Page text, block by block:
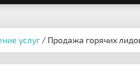
услуг/ Продажа горячих